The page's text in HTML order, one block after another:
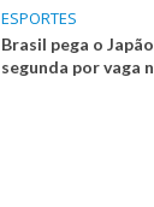
ESPORTES
Brasil pega o
segunda por vaga